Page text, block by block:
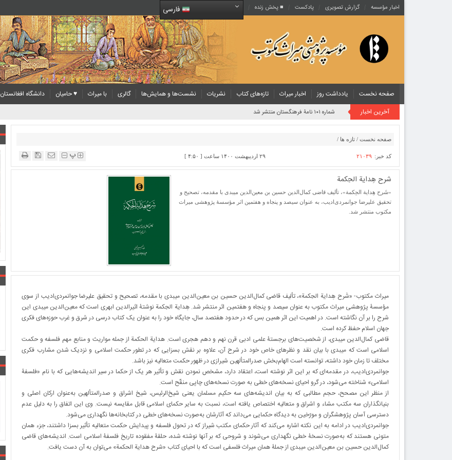
اخبار مؤسسه گزارش تصویری پادکست‌ ■ پخش زنده فارسی
صفحه نخست یادداشت روز اخبار میراث تازه‌های کتاب نشریات نشست‌ها و همایش‌ها گالری با میراث ♥ حامیان
دانشگاه افغانستان
آخرین اخبار
شماره ۱۰۱ نامۀ فرهنگستان منتشر شد
صفحه نخست / تازه ها /
کد خبر: ۲۱۰۳۹ ۲۹ اردیبهشت ۱۴۰۰ ساعت [ ۴:۵۰ ]
پ
شرح هِدایة ‌الحِکمة
«شَرح هِدایة الحِکمة»، تألیف قاضی کمال‌الدین حسین ‌بن ‌معین‌الدین میبدی با مقدمه، تصحیح و
تحقیق علیرضا جوانمردی‌ادیب، به عنوان سیصد ‌و ‌پنجاه و هفتمین اثر مؤسسۀ پژوهشی میراث
مکتوب منتشر شد.
میراث مکتوب- «شَرح هِدایة الحِکمة»، تألیف قاضی کمال‌الدین حسین ‌بن ‌معین‌الدین میبدی با مقدمه، تصحیح و تحقیق علیرضا جوانمردی‌ادیب از سوی
مؤسسۀ پژوهشی میراث مکتوب به عنوان سیصد ‌و ‌پنجاه و هفتمین اثر منتشر شد. هِدایة ‌الحِکمة نوشتۀ اثیرالدین ابهری است که معین‌الدین میبدی این
شرح را بر آن نگاشته است. در اهمیت این اثر همین بس که در حدود هفتصد سال، جایگاه خود را به عنوان یک کتاب درسی در شرق و غرب حوزه‌های فکری
جهان اسلام حفظ کرده است.
قاضی کمال‌الدین میبدی، از شخصیت‌های برجستۀ علمی ادبی قرن نهم و دهم هجری است. هدایة‌ الحکمة از جمله مواریث و منابع مهم فلسفه و حکمت
اسلامی است که میبدی با بیان نقد و نظرهای خاص خود در شرح آن، علاوه بر نقش بسزایی که در تطور حکمت اسلامی و نزدیک شدن مشارب فکری
مختلف تا زمان خود داشته، توانسته است الهام‌بخش صدرالمتألهین شیرازی در ظهور حکمت متعالیه نیز باشد.
جوانمردی‌ادیب، در مقدمه‌ای که بر این اثر نوشته است، اعتقاد دارد، مشخص نمودن نقش و تأثیر هر یک از حکما در سیر اندیشه‌هایی که با نام «فلسفۀ
اسلامی» شناخته می‌شود، در گرو احیای نسخه‌های خطی به صورت نسخه‌های چاپی منقّح است.
از منظر این مصحح، حجم مطالبی که به بیان اندیشه‌های سه حکیم مسلمان یعنی شیخ‌الرئیس، شیخ اشراق و صدرالمتألهین به‌عنوان ارکان اصلی و
بنیانگذاران سه مکتب مشاء و اشراق و متعالیه اختصاص یافته است، نسبت به سایر حکمای اسلامی قابل مقایسه نیست. وی این اتفاق را به دلیل عدم
دسترسی آسان پژوهشگران و مورّخین به دیدگاه حکمایی می‌داند که آثارشان به‌صورت نسخه‌های خطی در کتابخانه‎‌ها نگهداری می‌شود.
جوانمردی‌ادیب در ادامه به این نکته اشاره می‌کند که آثار حکمای مکتب شیراز که در تحول فلسفه و پیدایش حکمت متعالیه تأثیر بسزا داشتند، جزء همان
متونی هستند که به‌صورت نسخۀ خطی نگهداری می‌شوند و شروحی که بر آنها نوشته شده، حلقۀ مفقوده تاریخ فلسفۀ اسلامی است. اندیشه‌های قاضی
کمال‌الدین حسین بن معین‌الدین میبدی از جملۀ همان میراث فلسفی است که با احیای کتاب «شرح هدایة‌ الحکمة» می‌توان به آن دست یافت.